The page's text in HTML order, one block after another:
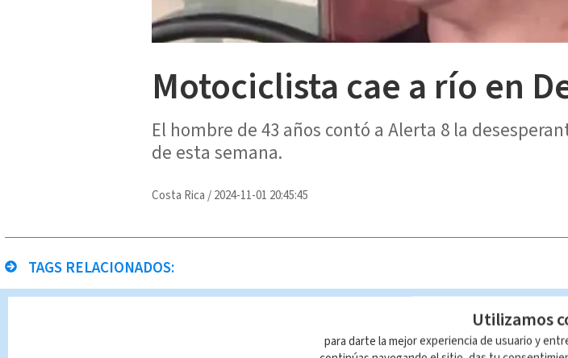
Motociclista cae a río en
El hombre de 43 años contó a Alerta 8 la
de esta semana.
Costa Rica /2024-11-01 20:45:45
TAGS RELACIONADOS:
Utilizamos
para darte la mejor experiencia de usuario y